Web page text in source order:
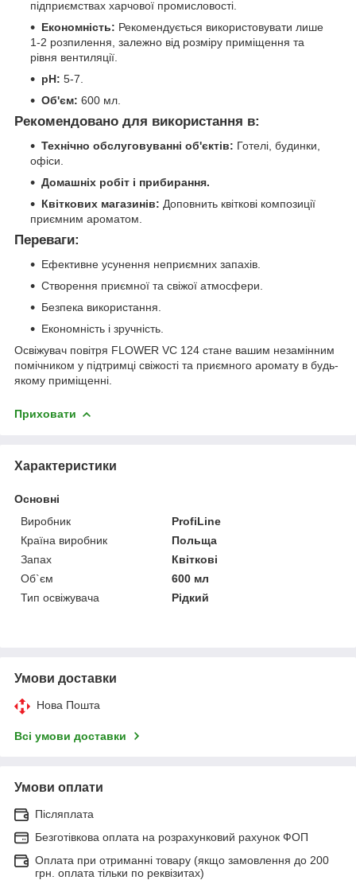
підприємствах харчової промисловості.
Економність: Рекомендується використовувати лише
1-2 розпилення, залежно від розміру приміщення та
рівня вентиляції.
pH: 5-7.
Об'єм: 600 мл.
Рекомендовано для використання в:
Технічно обслуговуванні об'єктів: Готелі, будинки,
офіси.
Домашніх робіт і прибирання.
Квіткових магазинів: Доповнить квіткові композиції
приємним ароматом.
Переваги:
Ефективне усунення неприємних запахів.
Створення приємної та свіжої атмосфери.
Безпека використання.
Економність і зручність.
Освіжувач повітря FLOWER VC 124 стане вашим незамінним
помічником у підтримці свіжості та приємного аромату в будь-
якому приміщенні.
Приховати
Характеристики
Основні
Виробник
ProfiLine
Країна виробник
Польща
Запах
Квіткові
Об`єм
600 мл
Тип освіжувача
Рідкий
Умови доставки
Нова Пошта
Всі умови доставки
Умови оплати
Післяплата
Безготівкова оплата на розрахунковий рахунок ФОП
Оплата при отриманні товару (якщо замовлення до 200
грн. оплата тільки по реквізитах)